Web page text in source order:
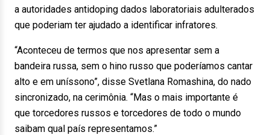
a autoridades antidoping dados laboratoriais adulterados
que poderiam ter ajudado a identificar infratores.
“Aconteceu de termos que nos apresentar sem a
bandeira russa, sem o hino russo que poderíamos cantar
alto e em uníssono”, disse Svetlana Romashina, do nado
sincronizado, na cerimônia. “Mas o mais importante é
que torcedores russos e torcedores de todo o mundo
saibam qual país representamos.”